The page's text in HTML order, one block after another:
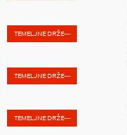
TEMELJNE DRŽE---
TEMELJNE DRŽE---
TEMELJNE DRŽE---